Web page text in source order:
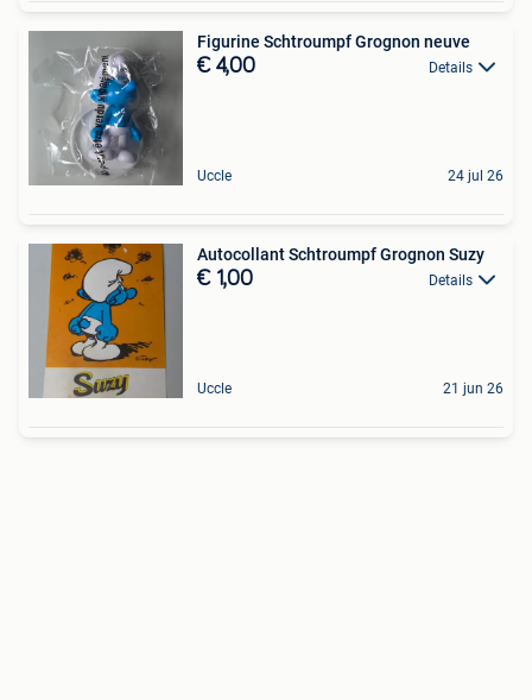
Figurine Schtroumpf Grognon neuve
€ 4,00 Details
Uccle 24 jul 26
Autocollant Schtroumpf Grognon Suzy
€ 1,00 Details
Uccle 21 jun 26